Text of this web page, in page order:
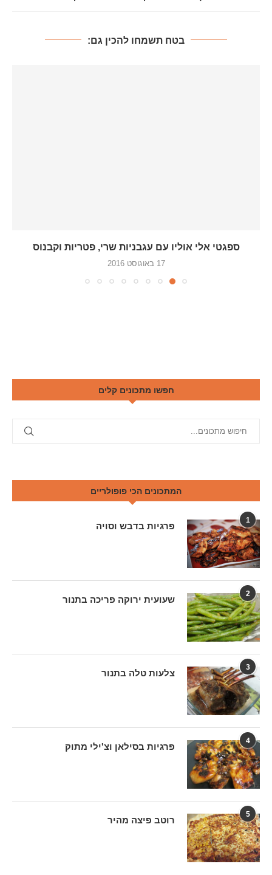
בטח תשמחו להכין גם:
ספגטי אלי אוליו עם עגבניות שרי, פטריות וקבנוס
17 באוגוסט 2016
חפשו מתכונים קלים
המתכונים הכי פופולריים
1
פרגיות בדבש וסויה
2
שעועית ירוקה פריכה בתנור
3
צלעות טלה בתנור
4
פרגיות בסילאן וצ'ילי מתוק
5
רוטב פיצה מהיר